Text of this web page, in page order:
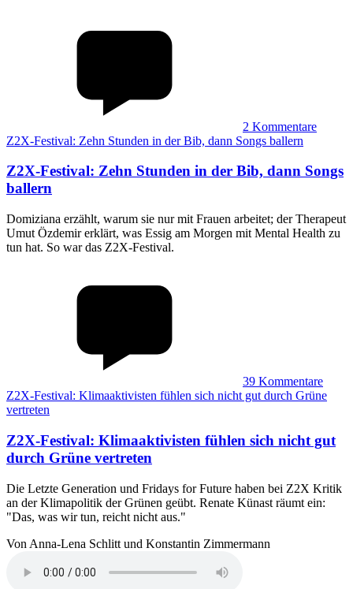
2 Kommentare
Z2X-Festival: Zehn Stunden in der Bib, dann Songs ballern
Z2X-Festival: Zehn Stunden in der Bib, dann Songs
ballern
Domiziana erzählt, warum sie nur mit Frauen arbeitet; der Therapeut
Umut Özdemir erklärt, was Essig am Morgen mit Mental Health zu
tun hat. So war das Z2X-Festival.
39 Kommentare
Z2X-Festival: Klimaaktivisten fühlen sich nicht gut durch Grüne
vertreten
Z2X-Festival: Klimaaktivisten fühlen sich nicht gut
durch Grüne vertreten
Die Letzte Generation und Fridays for Future haben bei Z2X Kritik
an der Klimapolitik der Grünen geübt. Renate Künast räumt ein:
"Das, was wir tun, reicht nicht aus."
Von Anna-Lena Schlitt und Konstantin Zimmermann